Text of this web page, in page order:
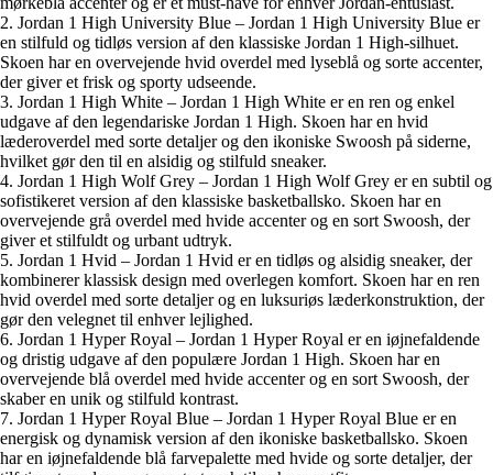
2. Jordan 1 High University Blue – Jordan 1 High University Blue er
en stilfuld og tidløs version af den klassiske Jordan 1 High-silhuet.
Skoen har en overvejende hvid overdel med lyseblå og sorte accenter,
der giver et frisk og sporty udseende.
3. Jordan 1 High White – Jordan 1 High White er en ren og enkel
udgave af den legendariske Jordan 1 High. Skoen har en hvid
læderoverdel med sorte detaljer og den ikoniske Swoosh på siderne,
hvilket gør den til en alsidig og stilfuld sneaker.
4. Jordan 1 High Wolf Grey – Jordan 1 High Wolf Grey er en subtil og
sofistikeret version af den klassiske basketballsko. Skoen har en
overvejende grå overdel med hvide accenter og en sort Swoosh, der
giver et stilfuldt og urbant udtryk.
5. Jordan 1 Hvid – Jordan 1 Hvid er en tidløs og alsidig sneaker, der
kombinerer klassisk design med overlegen komfort. Skoen har en ren
hvid overdel med sorte detaljer og en luksuriøs læderkonstruktion, der
gør den velegnet til enhver lejlighed.
6. Jordan 1 Hyper Royal – Jordan 1 Hyper Royal er en iøjnefaldende
og dristig udgave af den populære Jordan 1 High. Skoen har en
overvejende blå overdel med hvide accenter og en sort Swoosh, der
skaber en unik og stilfuld kontrast.
7. Jordan 1 Hyper Royal Blue – Jordan 1 Hyper Royal Blue er en
energisk og dynamisk version af den ikoniske basketballsko. Skoen
har en iøjnefaldende blå farvepalette med hvide og sorte detaljer, der